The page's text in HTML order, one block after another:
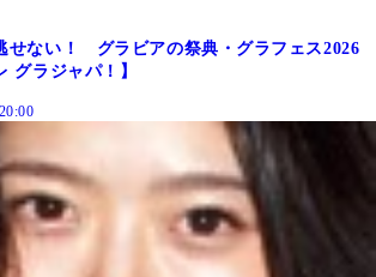
せない！ グラビアの祭典・グラフェス2026
グラジャパ！】